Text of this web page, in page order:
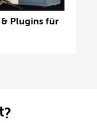
Plugins für
?